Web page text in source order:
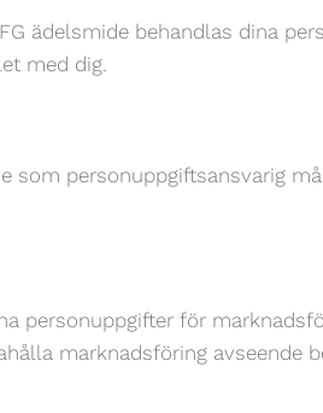
ädelsmide behandlas dina
med dig.
som personuppgiftsansvarig
personuppgifter för
marknadsföring avseende